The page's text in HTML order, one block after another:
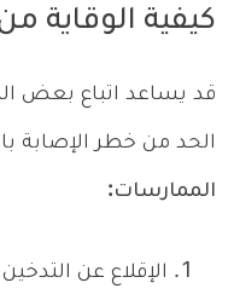
كيفية الوقاية
قد يساعد اتباع بعض
الحد من خطر الإصابة
الممارسات:
الإقلاع عن التدخين